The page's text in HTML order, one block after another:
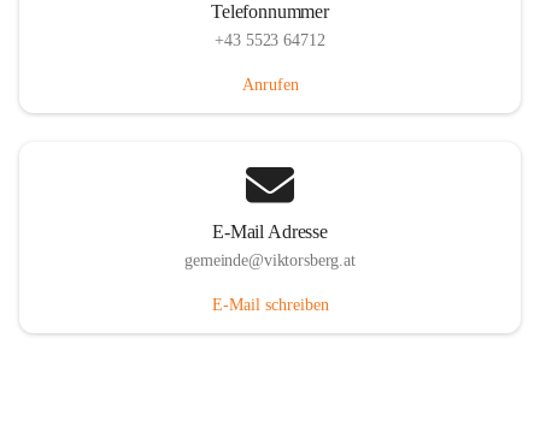
Telefonnummer
+43 5523 64712
Anrufen
E-Mail Adresse
gemeinde@viktorsberg.at
E-Mail schreiben